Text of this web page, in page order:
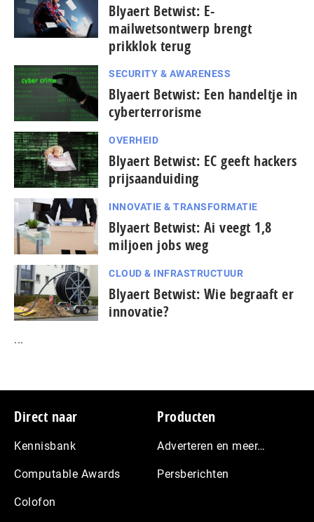
Blyaert Betwist: E-
mailwetsontwerp brengt
prikklok terug
SECURITY & AWARENESS
Blyaert Betwist: Een handeltje in
cyberterrorisme
OVERHEID
Blyaert Betwist: EC geeft hackers
prijsaanduiding
INNOVATIE & TRANSFORMATIE
Blyaert Betwist: Ai veegt 1,8
miljoen jobs weg
CLOUD & INFRASTRUCTUUR
Blyaert Betwist: Wie begraaft er
innovatie?
...
Footer
Direct naar
Kennisbank
Computable Awards
Colofon
Producten
Adverteren en meer…
Persberichten